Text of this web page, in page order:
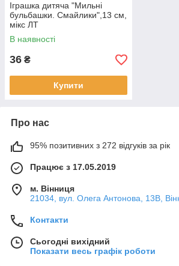
Іграшка дитяча "Мильні
бульбашки. Смайлики",13 см,
мікс ЛТ
В наявності
36 ₴
Купити
Про нас
95% позитивних з 272 відгуків за рік
Працює з 17.05.2019
м. Вінниця
21034, вул. Олега Антонова, 13В,
Контакти
Сьогодні вихідний
Показати весь графік роботи